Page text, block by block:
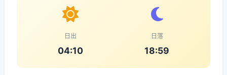
日出
04:10
日落
18:59